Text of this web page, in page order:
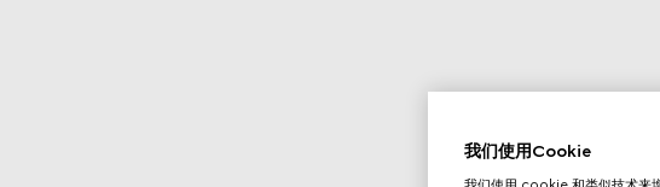
我们使用Cookie